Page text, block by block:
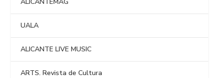
UALA
ALICANTE LIVE MUSIC
ARTS. Revista de Cultura